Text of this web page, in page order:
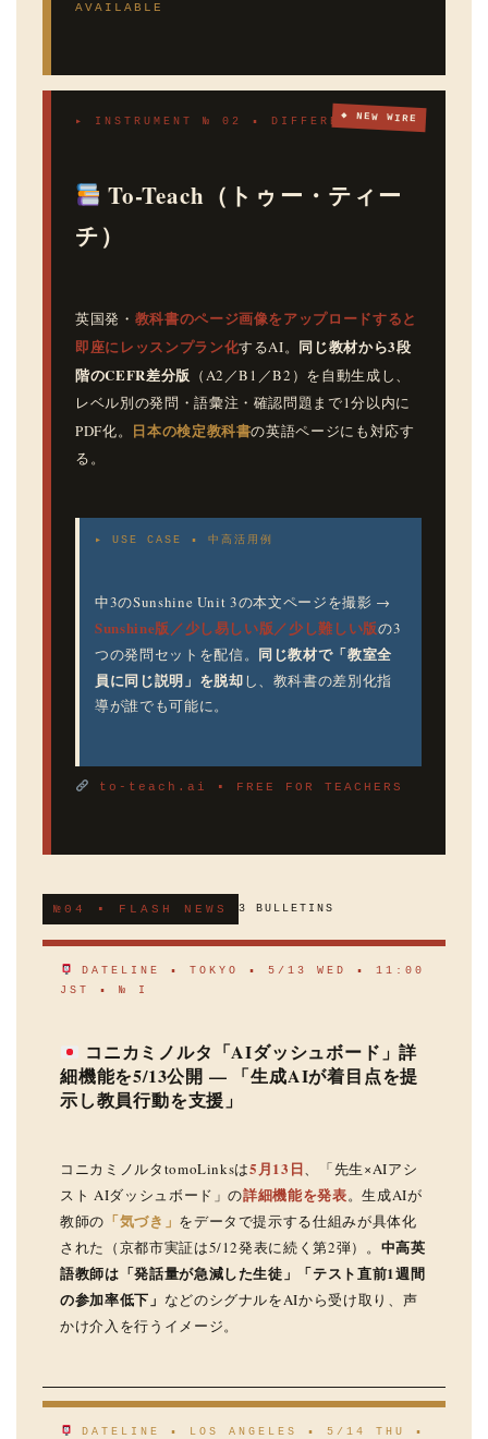
AVAILABLE
◆ NEW WIRE
▸ INSTRUMENT № 02 ▪ DIFFERENTIATION
To-Teach（トゥー・ティー
チ）
英国発・ 教科書のページ画像をアップロードすると
即座にレッスンプラン化するAI。 同じ教材から3段
階のCEFR差分版 （A2／B1／B2）を自動生成し、
レベル別の発問・語彙注・確認問題まで1分以内に
PDF化。 日本の検定教科書の英語ページにも対応す
る。
▸ USE CASE ▪ 中高活用例
中3のSunshine Unit 3の本文ページを撮影 →
Sunshine版／少し易しい版／少し難しい版の3
つの発問セットを配信。 同じ教材で「教室全
員に同じ説明」を脱却し、教科書の差別化指
導が誰でも可能に。
to-teach.ai ▪ FREE FOR TEACHERS
№04 ▪ FLASH NEWS 3 BULLETINS
DATELINE ▪ TOKYO ▪ 5/13 WED ▪ 11:00
JST ▪ № I
コニカミノルタ「AIダッシュボード」詳
細機能を5/13公開 — 「生成AIが着目点を提
示し教員行動を支援」
コニカミノルタtomoLinksは5月13日、「先生×AIアシ
スト AIダッシュボード」の詳細機能を発表。生成AIが
教師の 「気づき」 をデータで提示する仕組みが具体化
された（京都市実証は5/12発表に続く第2弾）。 中高英
語教師は「発話量が急減した生徒」「テスト直前1週間
の参加率低下」 などのシグナルをAIから受け取り、声
かけ介入を行うイメージ。
DATELINE ▪ LOS ANGELES ▪ 5/14 THU ▪